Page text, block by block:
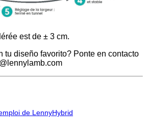
est de ± 3 cm.
tu diseño favorito? Ponte en contacto
de LennyHybrid